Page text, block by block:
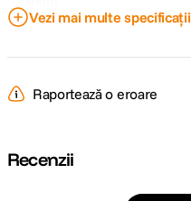
Acumulator
NP-W126
Model
Cod producator
Vezi mai multe specificații
Raportează o eroare
Recenzii